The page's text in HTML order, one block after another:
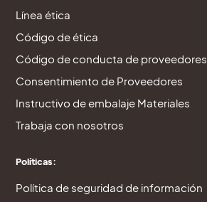
Línea ética
Código de ética
Código de conducta de proveedores
Consentimiento de Proveedores
Instructivo de embalaje Materiales
Trabaja con nosotros
Políticas:
Política de seguridad de información